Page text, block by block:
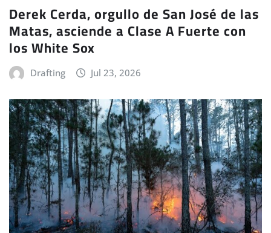
Derek Cerda, orgullo de San José de las
Matas, asciende a Clase A Fuerte con
los White Sox
Drafting Jul 23, 2026